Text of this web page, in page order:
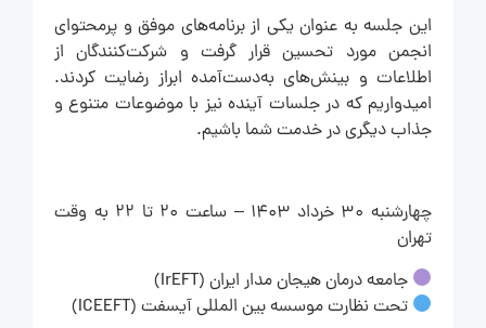
این جلسه به عنوان یکی از برنامه‌های موفق و پرمحتوای
انجمن مورد تحسین قرار گرفت و شرکت‌کنندگان از
اطلاعات و بینش‌های به‌دست‌آمده ابراز رضایت کردند.
امیدواریم که در جلسات آینده نیز با موضوعات متنوع و
جذاب دیگری در خدمت شما باشیم.
چهارشنبه 30 خرداد ۱۴۰۳ – ساعت 20 تا 22 به وقت
جامعه درمان هیجان مدار ایران (IrEFT)
تحت نظارت موسسه بین المللی آیسفت (ICEEFT)